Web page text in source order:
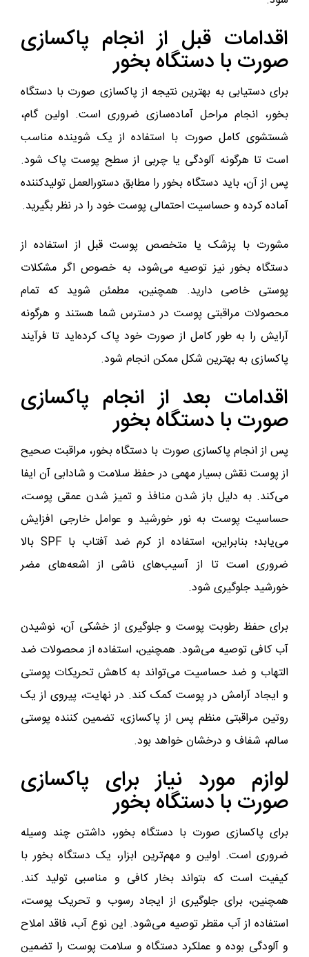
اقدامات قبل از انجام پاکسازی
صورت با دستگاه بخور
برای دستیابی به بهترین نتیجه از پاکسازی صورت با دستگاه
بخور، انجام مراحل آماده‌سازی ضروری است. اولین گام،
شستشوی کامل صورت با استفاده از یک شوینده مناسب
است تا هرگونه آلودگی یا چربی از سطح پوست پاک شود.
پس از آن، باید دستگاه بخور را مطابق دستورالعمل تولیدکننده
آماده کرده و حساسیت احتمالی پوست خود را در نظر بگیرید.
مشورت با پزشک یا متخصص پوست قبل از استفاده از
دستگاه بخور نیز توصیه می‌شود، به خصوص اگر مشکلات
پوستی خاصی دارید. همچنین، مطمئن شوید که تمام
محصولات مراقبتی پوست در دسترس شما هستند و هرگونه
آرایش را به طور کامل از صورت خود پاک کرده‌اید تا فرآیند
پاکسازی به بهترین شکل ممکن انجام شود.
اقدامات بعد از انجام پاکسازی
صورت با دستگاه بخور
پس از انجام پاکسازی صورت با دستگاه بخور، مراقبت صحیح
از پوست نقش بسیار مهمی در حفظ سلامت و شادابی آن ایفا
می‌کند. به دلیل باز شدن منافذ و تمیز شدن عمقی پوست،
حساسیت پوست به نور خورشید و عوامل خارجی افزایش
می‌یابد؛ بنابراین، استفاده از کرم ضد آفتاب با SPF بالا
ضروری است تا از آسیب‌های ناشی از اشعه‌های مضر
خورشید جلوگیری شود.
برای حفظ رطوبت پوست و جلوگیری از خشکی آن، نوشیدن
آب کافی توصیه می‌شود. همچنین، استفاده از محصولات ضد
التهاب و ضد حساسیت می‌تواند به کاهش تحریکات پوستی
و ایجاد آرامش در پوست کمک کند. در نهایت، پیروی از یک
روتین مراقبتی منظم پس از پاکسازی، تضمین کننده پوستی
سالم، شفاف و درخشان خواهد بود.
لوازم مورد نیاز برای پاکسازی
صورت با دستگاه بخور
برای پاکسازی صورت با دستگاه بخور، داشتن چند وسیله
ضروری است. اولین و مهم‌ترین ابزار، یک دستگاه بخور با
کیفیت است که بتواند بخار کافی و مناسبی تولید کند.
همچنین، برای جلوگیری از ایجاد رسوب و تحریک پوست،
استفاده از آب مقطر توصیه می‌شود. این نوع آب، فاقد املاح
و آلودگی بوده و عملکرد دستگاه و سلامت پوست را تضمین